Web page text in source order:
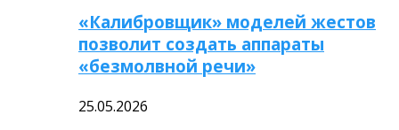
«Калибровщик» моделей жестов
позволит создать аппараты
«безмолвной речи»
25.05.2026